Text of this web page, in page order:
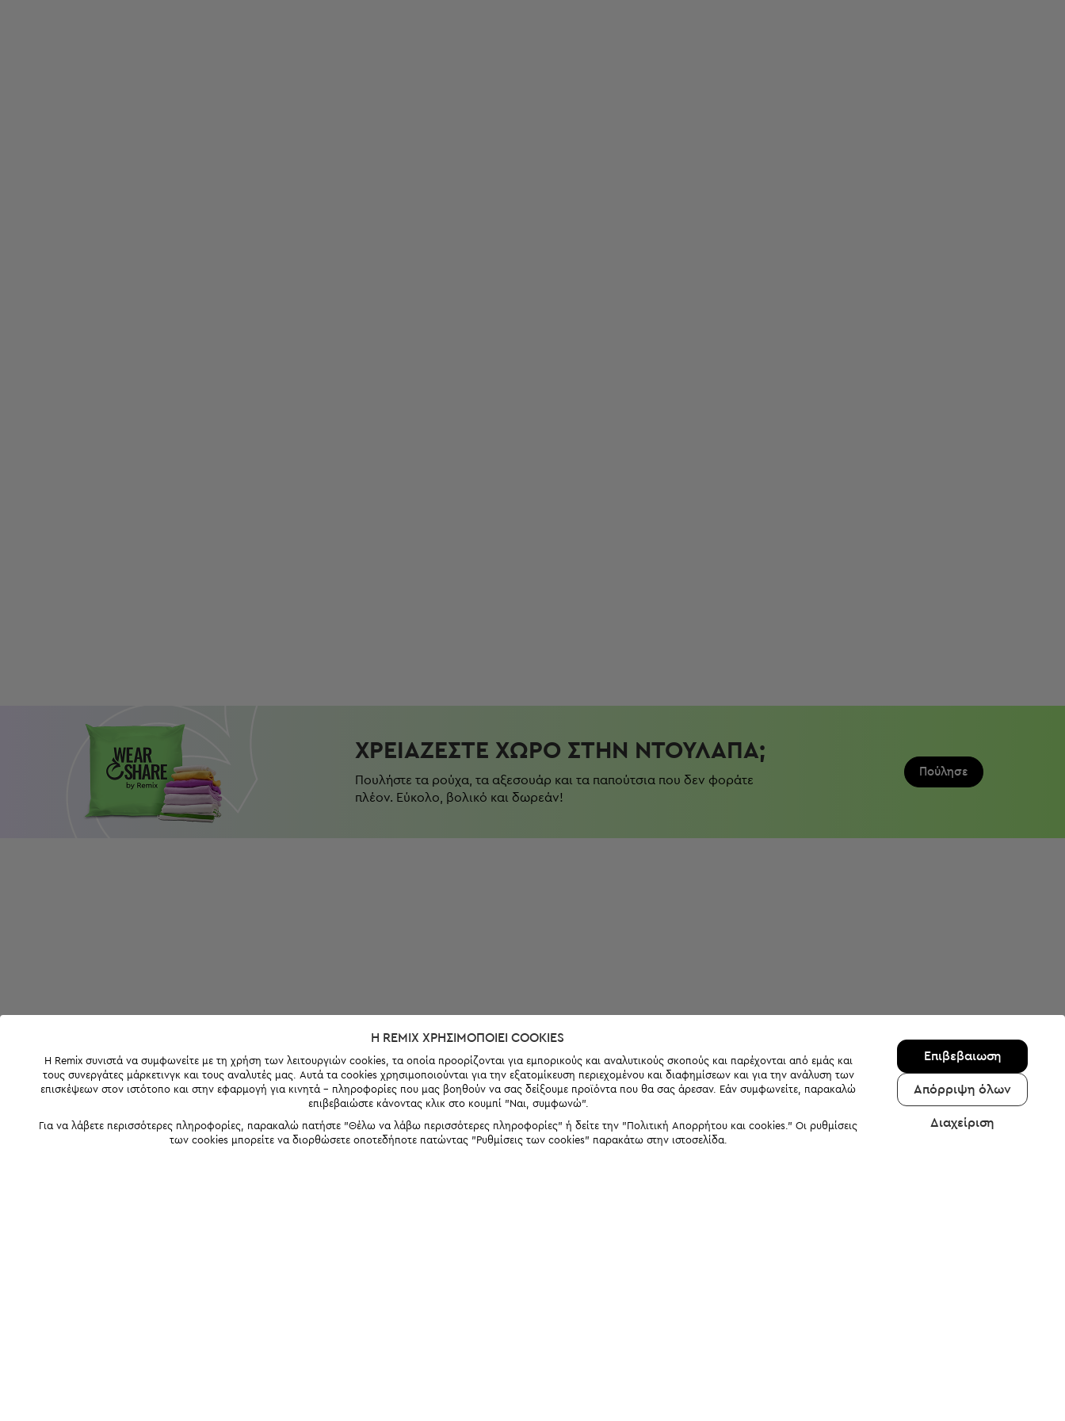
ΧΡΕΙΆΖΕΣΤΕ ΧΏΡΟ ΣΤΗΝ ΝΤΟΥΛΆΠΑ;
Πουλήστε τα ρούχα, τα αξεσουάρ και τα παπούτσια που δεν φοράτε
πλέον. Εύκολο, βολικό και δωρεάν!
Πούλησε
Η REMIX ΧΡΗΣΙΜΟΠΟΙΕΊ COOKIES
Η Remix συνιστά να συμφωνείτε με τη χρήση των λειτουργιών cookies, τα οποία προορίζονται για εμπορικούς και αναλυτικούς σκοπούς και παρέχονται από εμάς και
τους συνεργάτες μάρκετινγκ και τους αναλυτές μας. Αυτά τα cookies χρησιμοποιούνται για την εξατομίκευση περιεχομένου και διαφημίσεων και για την ανάλυση των
επισκέψεων στον ιστότοπο και στην εφαρμογή για κινητά - πληροφορίες που μας βοηθούν να σας δείξουμε προϊόντα που θα σας άρεσαν. Εάν συμφωνείτε, παρακαλώ
επιβεβαιώστε κάνοντας κλικ στο κουμπί "Ναι, συμφωνώ".
Για να λάβετε περισσότερες πληροφορίες, παρακαλώ πατήστε "Θέλω να λάβω περισσότερες πληροφορίες" ή δείτε την "Πολιτική Απορρήτου και cookies." Οι ρυθμίσεις
των cookies μπορείτε να διορθώσετε οποτεδήποτε πατώντας "Ρυθμίσεις των cookies" παρακάτω στην ιστοσελίδα.
Επιβεβαιωση
Απόρριψη όλων
Διαχείριση